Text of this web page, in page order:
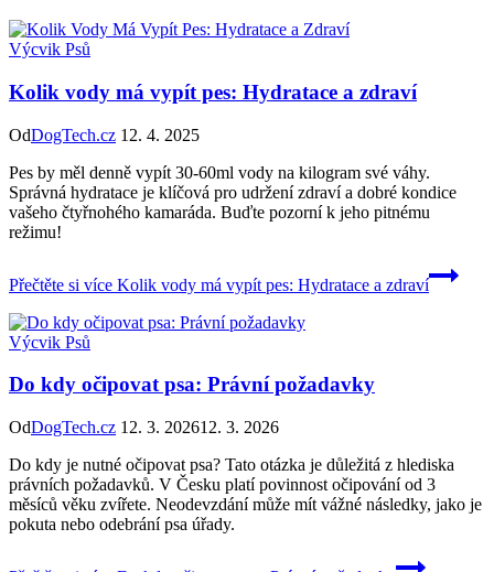
Výcvik Psů
Kolik vody má vypít pes: Hydratace a zdraví
OdDogTech.cz 12. 4. 2025
Pes by měl denně vypít 30-60ml vody na kilogram své váhy.
Správná hydratace je klíčová pro udržení zdraví a dobré kondice
vašeho čtyřnohého kamaráda. Buďte pozorní k jeho pitnému
režimu!
Přečtěte si více Kolik vody má vypít pes: Hydratace a zdraví
Výcvik Psů
Do kdy očipovat psa: Právní požadavky
OdDogTech.cz 12. 3. 202612. 3. 2026
Do kdy je nutné očipovat psa? Tato otázka je důležitá z hlediska
právních požadavků. V Česku platí povinnost očipování od 3
měsíců věku zvířete. Neodevzdání může mít vážné následky, jako je
pokuta nebo odebrání psa úřady.